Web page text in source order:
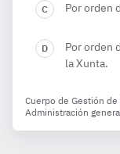
Por orden
Por orden
la Xunta.
Cuerpo de Gestión
Administración